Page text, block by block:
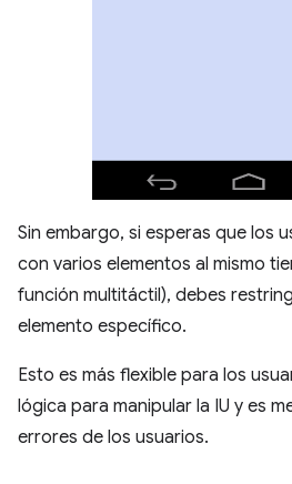
Sin embargo, si esperas que los
con varios elementos al mismo
función multitáctil), debes
elemento específico.
Esto es más flexible para los
lógica para manipular la IU y es
errores de los usuarios.